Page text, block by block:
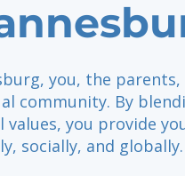
you, the
community. By
values, you provide
socially, and globally.